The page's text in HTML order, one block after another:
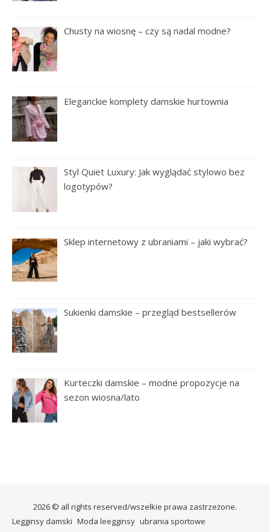
Chusty na wiosnę – czy są nadal modne?
Eleganckie komplety damskie hurtownia
Styl Quiet Luxury: Jak wyglądać stylowo bez
logotypów?
Sklep internetowy z ubraniami – jaki wybrać?
Sukienki damskie – przegląd bestsellerów
Kurteczki damskie – modne propozycje na
sezon wiosna/lato
2026 © all rights reserved/wszelkie prawa zastrzeżone.
Legginsy damski Moda leegginsy ubrania sportowe